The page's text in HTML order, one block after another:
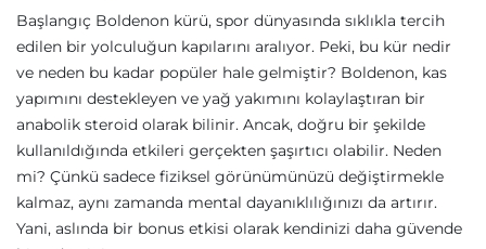
Başlangıç Boldenon kürü, spor dünyasında sıklıkla tercih
edilen bir yolculuğun kapılarını aralıyor. Peki, bu kür nedir
ve neden bu kadar popüler hale gelmiştir? Boldenon, kas
yapımını destekleyen ve yağ yakımını kolaylaştıran bir
anabolik steroid olarak bilinir. Ancak, doğru bir şekilde
kullanıldığında etkileri gerçekten şaşırtıcı olabilir. Neden
mi? Çünkü sadece fiziksel görünümünüzü değiştirmekle
kalmaz, aynı zamanda mental dayanıklılığınızı da artırır.
Yani, aslında bir bonus etkisi olarak kendinizi daha güvende